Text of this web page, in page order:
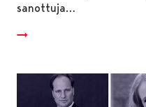
sanottuja…